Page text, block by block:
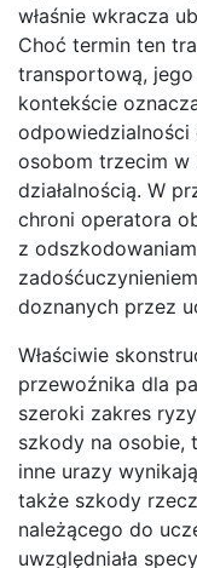
właśnie wkracza
Choć termin ten
transportową,
kontekście
osobom trzecim w
działalnością. W
chroni operatora
z
doznanych przez
Właściwie
przewoźnika dla
szeroki zakres
szkody na osobie,
inne urazy
także szkody
należącego do
uwzględniała